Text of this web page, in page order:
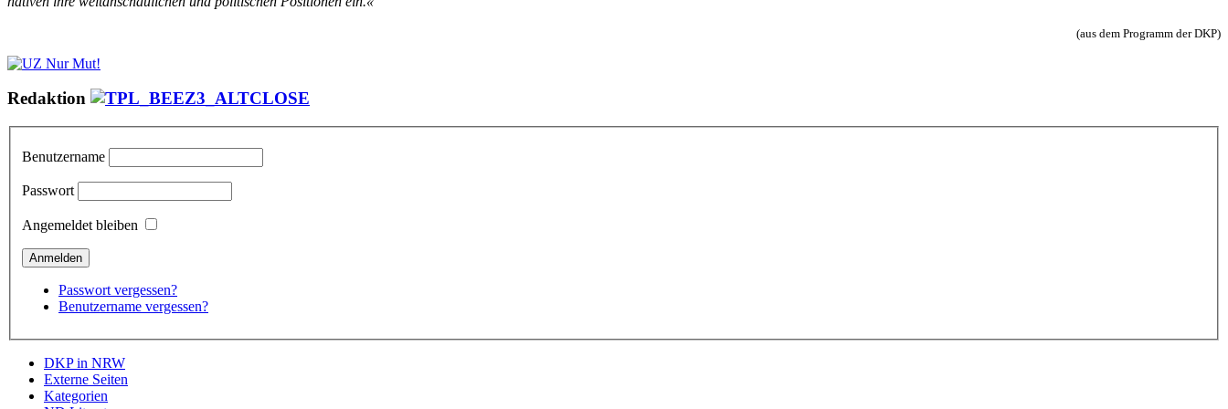
(aus dem Programm der DKP)
Redaktion
Benutzername
Passwort
Angemeldet bleiben
Passwort vergessen?
Benutzername vergessen?
DKP in NRW
Externe Seiten
Kategorien